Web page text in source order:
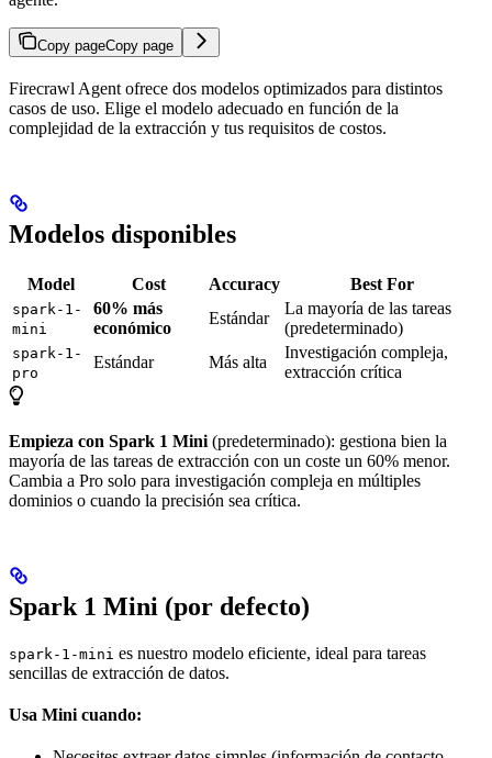
Copy pageCopy page
Firecrawl Agent ofrece dos modelos optimizados para distintos
casos de uso. Elige el modelo adecuado en función de la
complejidad de la extracción y tus requisitos de costos.
Modelos disponibles
Model Cost Accuracy Best For
spark-1-
mini
60% más
económico
Estándar
La mayoría de las tareas
(predeterminado)
spark-1-
pro
Estándar Más alta
Investigación compleja,
extracción crítica
Empieza con Spark 1 Mini (predeterminado): gestiona bien la
mayoría de las tareas de extracción con un coste un 60% menor.
Cambia a Pro solo para investigación compleja en múltiples
dominios o cuando la precisión sea crítica.
Spark 1 Mini (por defecto)
spark-1-mini es nuestro modelo eficiente, ideal para tareas
sencillas de extracción de datos.
Usa Mini cuando: